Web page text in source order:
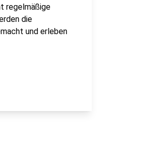
regelmäßige
die
und erleben